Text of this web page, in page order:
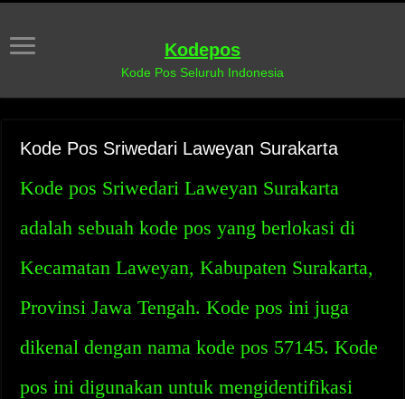
Kodepos
Kode Pos Seluruh Indonesia
Kode Pos Sriwedari Laweyan Surakarta
Kode pos Sriwedari Laweyan Surakarta
adalah sebuah kode pos yang berlokasi di
Kecamatan Laweyan, Kabupaten Surakarta,
Provinsi Jawa Tengah. Kode pos ini juga
dikenal dengan nama kode pos 57145. Kode
pos ini digunakan untuk mengidentifikasi